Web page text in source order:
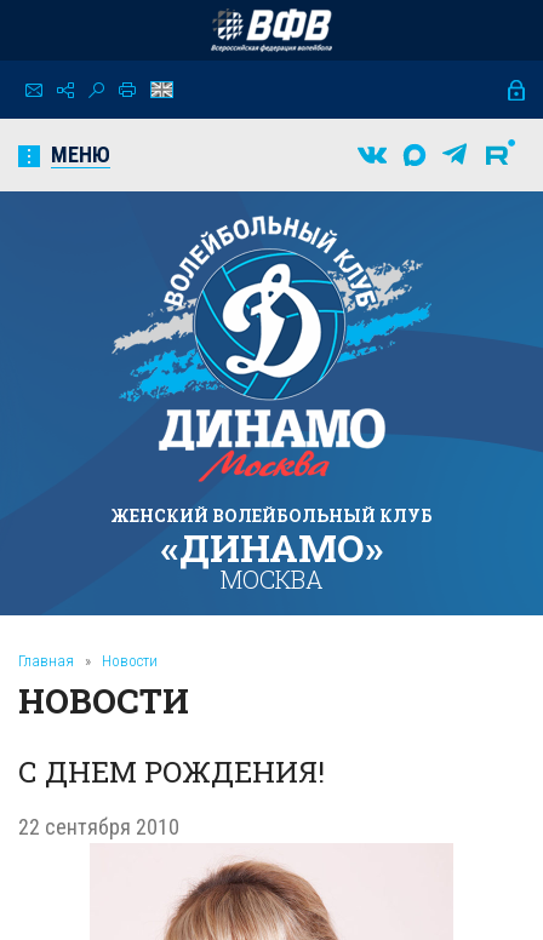
МЕНЮ
ЖЕНСКИЙ ВОЛЕЙБОЛЬНЫЙ КЛУБ
«ДИНАМО»
МОСКВА
Главная » Новости
НОВОСТИ
С ДНЕМ РОЖДЕНИЯ!
22 сентября 2010